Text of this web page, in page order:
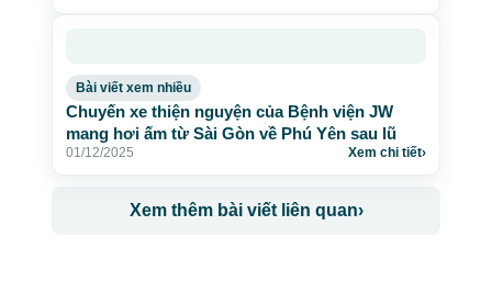
Bài viết xem nhiều
Chuyến xe thiện nguyện của Bệnh viện JW
mang hơi ấm từ Sài Gòn về Phú Yên sau lũ
01/12/2025 Xem chi tiết›
Xem thêm bài viết liên quan›